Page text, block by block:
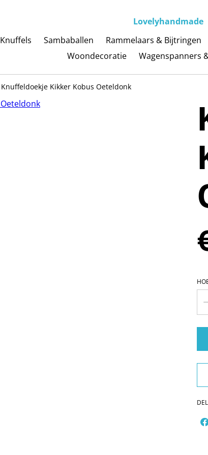
Lovelyhandmade
Knuffels Sambaballen Rammelaars & Bijtringen
Woondecoratie
Wagenspanners
Knuffeldoekje Kikker Kobus Oeteldonk